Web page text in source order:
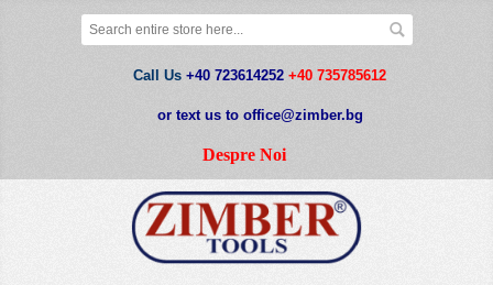
Call Us +40 723614252 +40 735785612
or text us to office@zimber.bg
Despre Noi